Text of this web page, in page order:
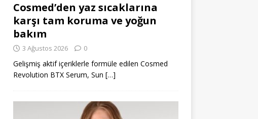
Cosmed’den yaz sıcaklarına
karşı tam koruma ve yoğun
bakım
3 Ağustos 2026 0
Gelişmiş aktif içeriklerle formüle edilen Cosmed
Revolution BTX Serum, Sun […]